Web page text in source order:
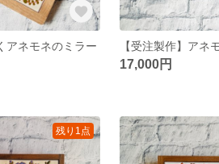
アネモネのミラー
17,000円
残り1点